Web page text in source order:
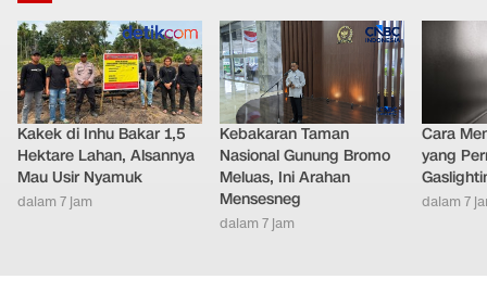
Kakek di Inhu Bakar 1,5
Hektare Lahan, Alsannya
Mau Usir Nyamuk
dalam 7 jam
Kebakaran Taman
Nasional Gunung Bromo
Meluas, Ini Arahan
Mensesneg
dalam 7 jam
Cara
yang
dalam 7